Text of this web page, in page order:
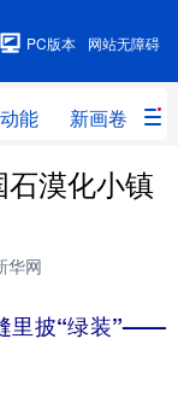
网站无障碍
PC版本
能 新画卷
新画卷
健康贵州
漠化小镇
华网
里披“绿装”——